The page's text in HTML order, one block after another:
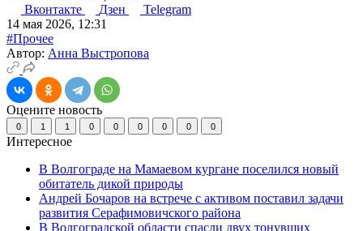
Вконтакте
Дзен
Telegram
14 мая 2026, 12:31
#Прочее
Автор: Анна Выстропова
Оцените новость
0 1 1 0 0 0 0 0 0
Интересное
В Волгограде на Мамаевом кургане поселился новый
обитатель дикой природы
Андрей Бочаров на встрече с активом поставил задачи
развития Серафимовичского района
В Волгоградской области спасли двух тонувших